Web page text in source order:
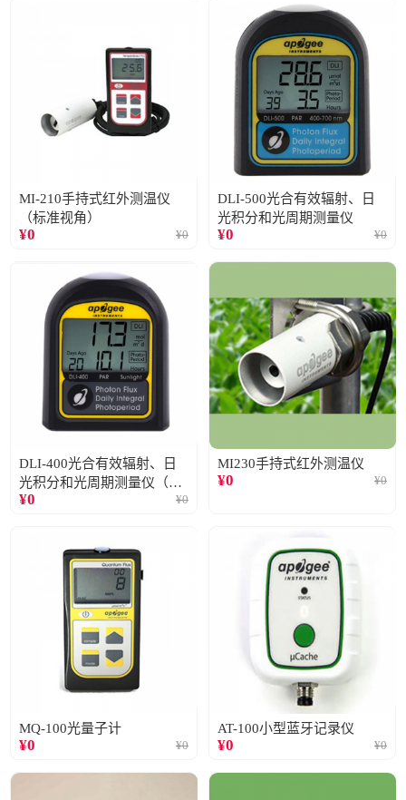
MI-210手持式红外测温仪
（标准视角）
¥0 ¥0
DLI-500光合有效辐射、日
光积分和光周期测量仪
¥0 ¥0
DLI-400光合有效辐射、日
光积分和光周期测量仪（仅
阳光）
¥0 ¥0
MI230手持式红外测温仪
¥0 ¥0
MQ-100光量子计
¥0 ¥0
AT-100小型蓝牙记录仪
¥0 ¥0